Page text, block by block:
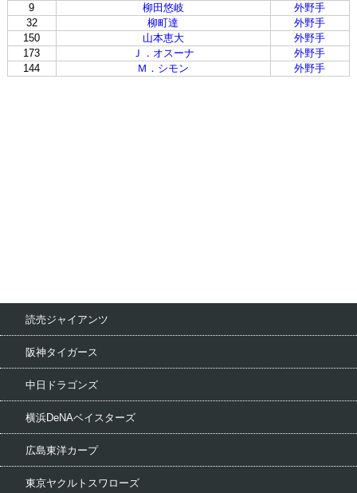
9
柳田悠岐
外野手
32
柳町達
外野手
150
山本恵大
外野手
173
Ｊ．オスーナ
外野手
144
Ｍ．シモン 外野手
読売ジャイアンツ
阪神タイガース
中日ドラゴンズ
横浜DeNAベイスターズ
広島東洋カープ
東京ヤクルトスワローズ